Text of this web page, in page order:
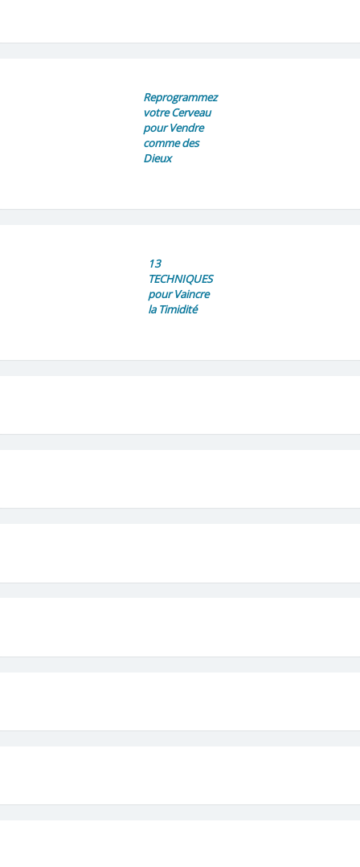
Reprogrammez
votre Cerveau
pour Vendre
comme des
Dieux
13
TECHNIQUES
pour Vaincre
la Timidité